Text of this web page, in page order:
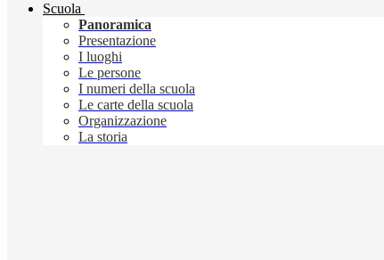
Scuola
Panoramica
Presentazione
I luoghi
Le persone
I numeri della scuola
Le carte della scuola
Organizzazione
La storia